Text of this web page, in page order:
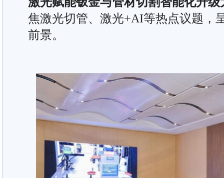
焦激光切管、激光+AI等热点议题，
前景。